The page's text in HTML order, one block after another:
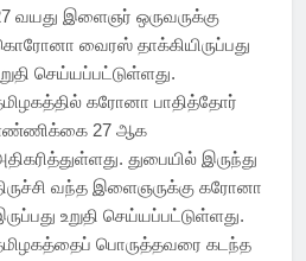
வயது இளைஞர் ஒருவருக்கு
வைரஸ் தாக்கியிருப்பது
செய்யப்பட்டுள்ளது.
கரோனா பாதித்தோர்
27 ஆக
துபையில் இருந்து
வந்த இளைஞருக்கு கரோனா
உறுதி செய்யப்பட்டுள்ளது.
பொருத்தவரை கடந்த